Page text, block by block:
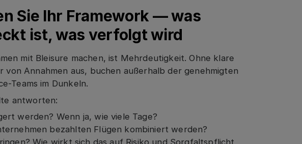
Sie Ihr Framework — was
ist, was verfolgt wird
mit Bleisure machen, ist Mehrdeutigkeit. Ohne klare
von Annahmen aus, buchen außerhalb der genehmigten
Teams im Dunkeln.
antworten:
werden? Wenn ja, wie viele Tage?
bezahlten Flügen kombiniert werden?